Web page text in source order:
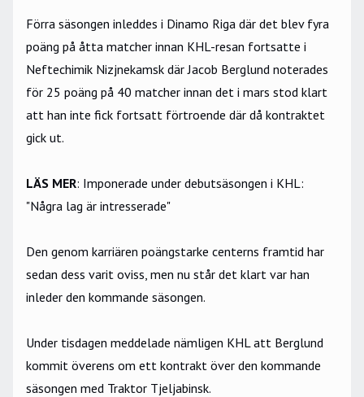
Förra säsongen inleddes i Dinamo Riga där det blev fyra
poäng på åtta matcher innan KHL-resan fortsatte i
Neftechimik Nizjnekamsk där Jacob Berglund noterades
för 25 poäng på 40 matcher innan det i mars stod klart
att han inte fick fortsatt förtroende där då kontraktet
gick ut.
LÄS MER: Imponerade under debutsäsongen i KHL:
"Några lag är intresserade"
Den genom karriären poängstarke centerns framtid har
sedan dess varit oviss, men nu står det klart var han
inleder den kommande säsongen.
Under tisdagen meddelade nämligen KHL att Berglund
kommit överens om ett kontrakt över den kommande
säsongen med Traktor Tjeljabinsk.